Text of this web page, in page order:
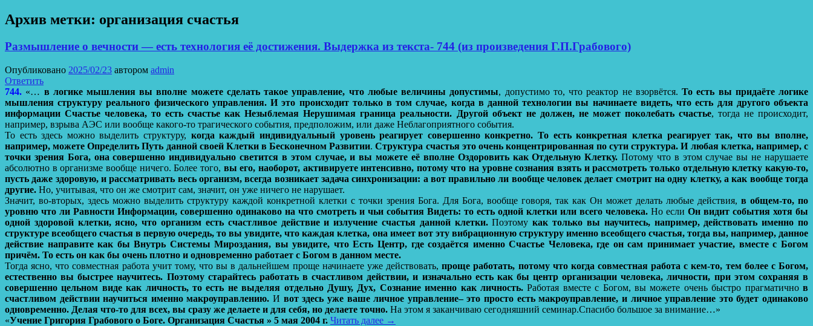
Архив метки: организация счастья
Размышление о вечности — есть технология её достижения. Выдержка из текста- 744 (из произведения Г.П.Грабового)
Опубликовано 2025/02/23 автором admin
Ответить
744. «… в логике мышления вы вполне можете сделать такое управление, что любые величины допустимы, допустимо то, что реактор не взорвётся. То есть вы придаёте логике
мышления структуру реального физического управления. И это происходит только в том случае, когда в данной технологии вы начинаете видеть, что есть для другого объекта
информации Счастье человека, то есть счастье как Незыблемая Нерушимая граница реальности. Другой объект не должен, не может поколебать счастье, тогда не происходит,
например, взрыва АЭС или вообще какого-то трагического события, предположим, или даже Неблагоприятного события.
То есть здесь можно выделить структуру, когда каждый индивидуальный уровень реагирует совершенно конкретно. То есть конкретная клетка реагирует так, что вы вполне,
например, можете Определить Путь данной своей Клетки в Бесконечном Развитии.Структура счастья это очень концентрированная по сути структура. И любая клетка, например, с
точки зрения Бога, она совершенно индивидуально светится в этом случае, и вы можете её вполне Оздоровить как Отдельную Клетку. Потому что в этом случае вы не нарушаете
абсолютно в организме вообще ничего. Более того, вы его, наоборот, активируете интенсивно, потому что на уровне сознания взять и рассмотреть только отдельную клетку какую-то,
пусть даже здоровую, и рассматривать весь организм, всегда возникает задача синхронизации: а вот правильно ли вообще человек делает смотрит на одну клетку, а как вообще тогда
другие. Но, учитывая, что он же смотрит сам, значит, он уже ничего не нарушает.
Значит, во-вторых, здесь можно выделить структуру каждой конкретной клетки с точки зрения Бога. Для Бога, вообще говоря, так как Он может делать любые действия, в общем-то, по
уровню что ли Равности Информации, совершенно одинаково на что смотреть и чьи события Видеть: то есть одной клетки или всего человека. Но если Он видит события хотя бы
одной здоровой клетки, ясно, что организм есть счастливое действие и излучение счастья данной клетки.Поэтомукак только вы научитесь, например, действовать именно по
структуре всеобщего счастья в первую очередь, то вы увидите, что каждая клетка, она имеет вот эту вибрационную структуру именно всеобщего счастья, тогда вы, например, данное
действие направите как бы Внутрь Системы Мироздания, вы увидите, что Есть Центр, где создаётся именно Счастье Человека, где он сам принимает участие, вместе с Богом
причём. То есть он как бы очень плотно и одновременно работает с Богом в данном месте.
Тогда ясно, что совместная работа учит тому, что вы в дальнейшем проще начинаете уже действовать,проще работать, потому что когда совместная работа с кем-то, тем более с Богом,
естественно вы быстрее научитесь. Поэтому старайтесь работать в счастливом действии, и изначально есть как бы центр организации человека, личности, при этом сохраняя в
совершенно цельном виде как личность, то есть не выделяя отдельно Душу, Дух, Сознание именно как личность. Работая вместе с Богом, вы можете очень быстро прагматично в
счастливом действии научиться именно макроуправлению. И вот здесь уже ваше личное управление– это просто есть макроуправление, и личное управление это будет одинаково
одновременно. Делая что-то для всех, вы сразу же делаете и для себя, но делаете точно. На этом я заканчиваю сегодняшний семинар.Спасибо большое за внимание…»
«Учение Григория Грабового о Боге. Организация Счастья » 5 мая 2004 г. Читать далее →